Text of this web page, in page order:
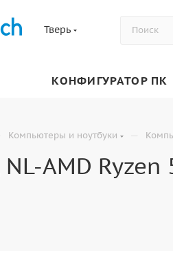
Тверь
КОНФИГУРАТОР ПК
Компьютеры и ноутбуки —
AMD Ryzen